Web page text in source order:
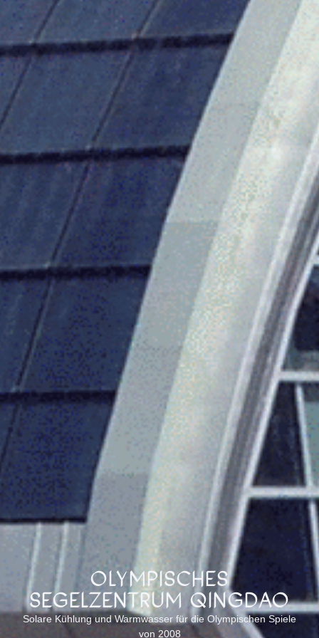
OLYMPISCHES
SEGELZENTRUM QINGDAO
Solare Kühlung und Warmwasser für die Olympischen Spiele
von 2008